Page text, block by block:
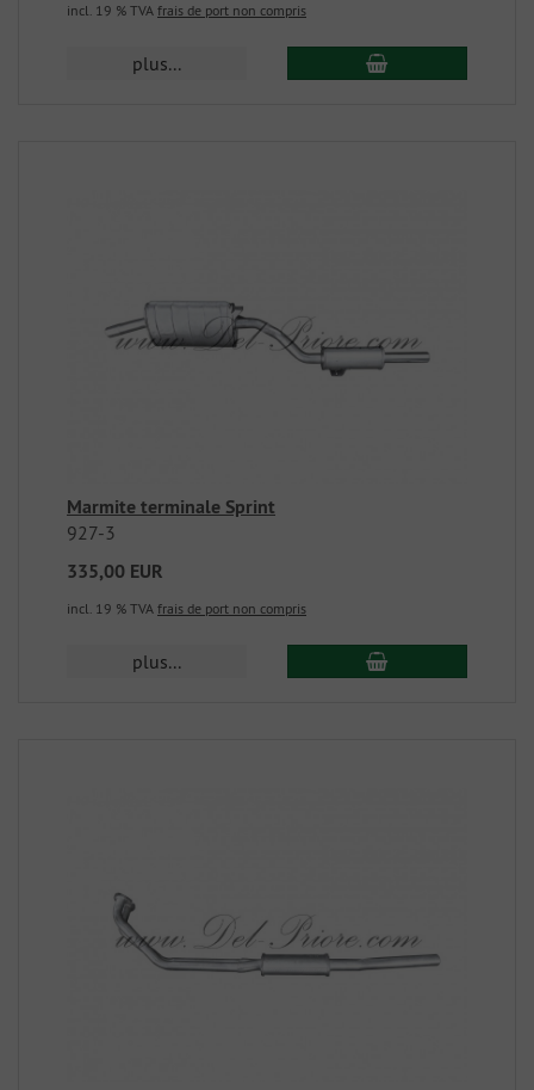
incl. 19 % TVA frais de port non compris
plus...
Marmite terminale Sprint
927-3
335,00 EUR
incl. 19 % TVA frais de port non compris
plus...